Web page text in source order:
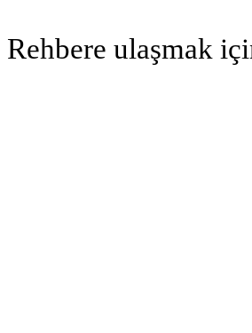
Rehbere ulaşmak